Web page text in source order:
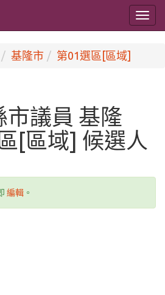
基隆市 第01選區[區域]
市議員 基隆
[區域] 候選人
編輯 。